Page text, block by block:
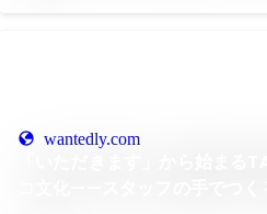
wantedly.com